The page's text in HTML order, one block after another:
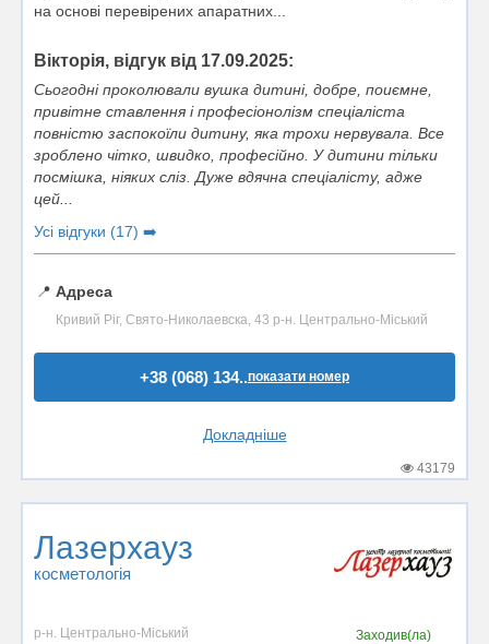
на основі перевірених апаратних...
Вікторія, відгук від 17.09.2025:
Сьогодні проколювали вушка дитині, добре, поиємне,
привітне ставлення і професіонолізм спеціаліста
повністю заспокоїли дитину, яка трохи нервувала. Все
зроблено чітко, швидко, професійно. У дитини тільки
посмішка, ніяких сліз. Дуже вдячна спеціалісту, адже
цей...
Усі відгуки (17) ➡️
📍 Адреса
Кривий Ріг, Свято-Николаевска, 43 р-н. Центрально-Міський
+38 (068) 134..показати номер
Докладніше
43179
Лазерхауз
косметологія
р-н. Центрально-Міський
Заходив(ла)